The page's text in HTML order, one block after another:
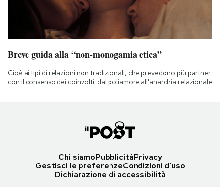
Breve guida alla “non-monogamia etica”
Cioè ai tipi di relazioni non tradizionali, che prevedono più partner
con il consenso dei coinvolti: dal poliamore all'anarchia relazionale
Chi siamoPubblicitàPrivacy
Gestisci le preferenzeCondizioni d'uso
Dichiarazione di accessibilità